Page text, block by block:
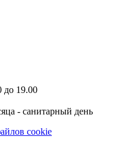
до 19.00
- санитарный день
cookie